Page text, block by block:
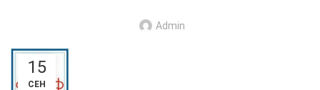
Admin
15
СЕН